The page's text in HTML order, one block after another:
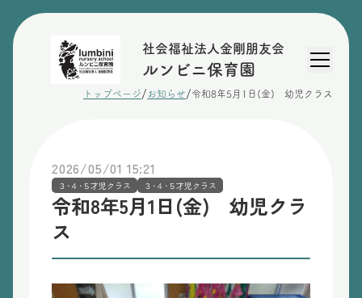
社会福祉法人金剛朋友会
ルンビニ保育園
トップページ/ お知らせ/令和8年5月1日(金) 幼児クラス
2026/05/01 15:21
３･４･５才児クラス ３･４･５才児クラス
令和8年5月1日(金) 幼児クラ
ス